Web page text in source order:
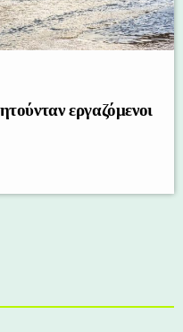
εργαζόμενοι